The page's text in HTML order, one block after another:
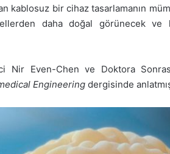
kablosuz bir cihaz tasarlamanın
daha doğal görünecek ve
Nir Even-Chen ve Doktora
Engineering dergisinde